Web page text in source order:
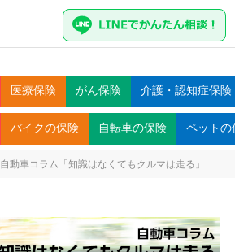
医療保険 がん保険 介護・認知症保険
バイクの保険 自転車の保険 ペットの
自動車コラム「知識はなくてもクルマは走る」